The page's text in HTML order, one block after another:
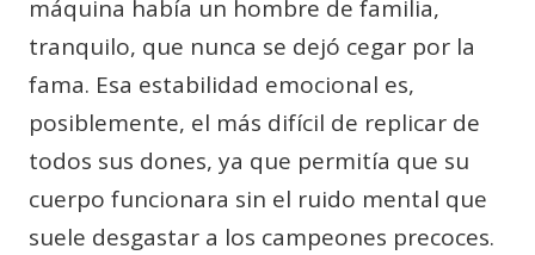
máquina había un hombre de familia,
tranquilo, que nunca se dejó cegar por la
fama. Esa estabilidad emocional es,
posiblemente, el más difícil de replicar de
todos sus dones, ya que permitía que su
cuerpo funcionara sin el ruido mental que
suele desgastar a los campeones precoces.